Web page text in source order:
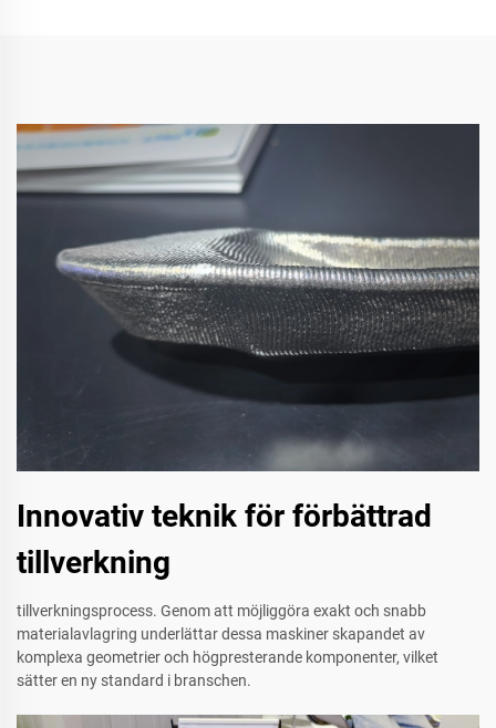
Innovativ teknik för förbättrad
tillverkning
tillverkningsprocess. Genom att möjliggöra exakt och snabb
materialavlagring underlättar dessa maskiner skapandet av
komplexa geometrier och högpresterande komponenter, vilket
sätter en ny standard i branschen.